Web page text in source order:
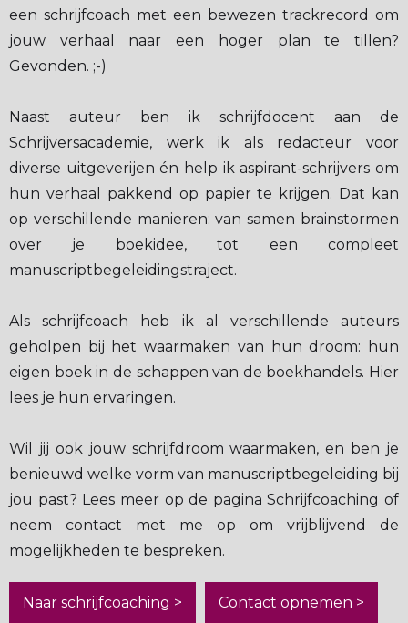
een schrijfcoach met een bewezen trackrecord om
jouw verhaal naar een hoger plan te tillen?
Gevonden. ;-)
Naast auteur ben ik schrijfdocent aan de
Schrijversacademie, werk ik als redacteur voor
diverse uitgeverijen én help ik aspirant-schrijvers om
hun verhaal pakkend op papier te krijgen. Dat kan
op verschillende manieren: van samen brainstormen
over je boekidee, tot een compleet
manuscriptbegeleidingstraject.
Als schrijfcoach heb ik al verschillende auteurs
geholpen bij het waarmaken van hun droom: hun
eigen boek in de schappen van de boekhandels. Hier
lees je hun ervaringen.
Wil jij ook jouw schrijfdroom waarmaken, en ben je
benieuwd welke vorm van manuscriptbegeleiding bij
jou past? Lees meer op de pagina Schrijfcoaching of
neem contact met me op om vrijblijvend de
mogelijkheden te bespreken.
Naar schrijfcoaching > Contact opnemen >